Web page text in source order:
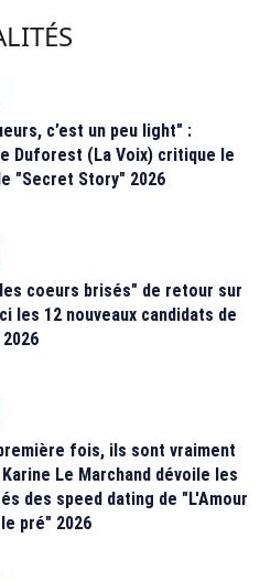
c’est un peu light" :
Duforest (La Voix) critique le
"Secret Story" 2026
coeurs brisés" de retour sur
les 12 nouveaux candidats de
fois, ils sont vraiment
Le Marchand dévoile les
des speed dating de "L'Amour
pré" 2026